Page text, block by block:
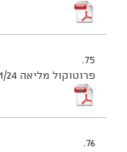
75.
פרוטוקול מליאה 11/24 מיום 2.7.24
76.